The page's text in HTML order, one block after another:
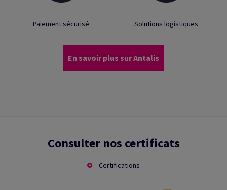
Paiement sécurisé Solutions logistiques
En savoir plus sur Antalis
Consulter nos certificats
Certifications